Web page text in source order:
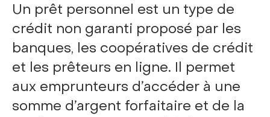
Un prêt personnel est un type de
crédit non garanti proposé par les
banques, les coopératives de crédit
et les prêteurs en ligne. Il permet
aux emprunteurs d’accéder à une
somme d’argent forfaitaire et de la